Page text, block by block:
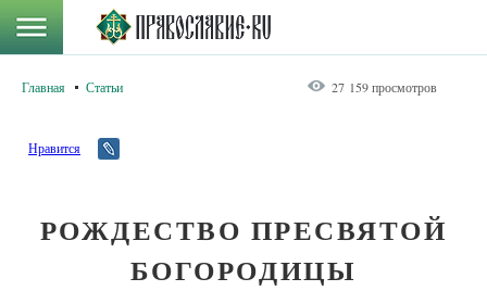
Главная Статьи 27 159 просмотров
Нравится
РОЖДЕСТВО ПРЕСВЯТОЙ
БОГОРОДИЦЫ